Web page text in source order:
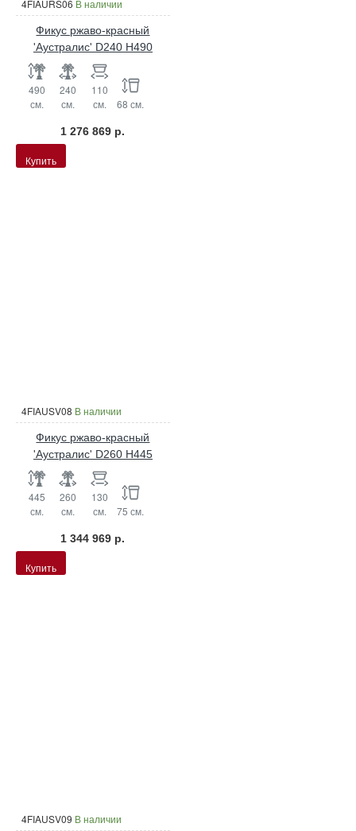
4FIAURS06 В наличии
Фикус ржаво-красный
'Аустралис' D240 H490
490
см.
240
см.
110
см.
68 см.
1 276 869 р.
Купить
4FIAUSV08 В наличии
Фикус ржаво-красный
'Аустралис' D260 H445
445
см.
260
см.
130
см.
75 см.
1 344 969 р.
Купить
4FIAUSV09 В наличии